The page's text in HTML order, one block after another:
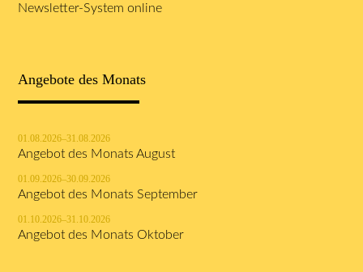
Newsletter-System online
Angebote des Monats
01.08.2026–31.08.2026
Angebot des Monats August
01.09.2026–30.09.2026
Angebot des Monats September
01.10.2026–31.10.2026
Angebot des Monats Oktober